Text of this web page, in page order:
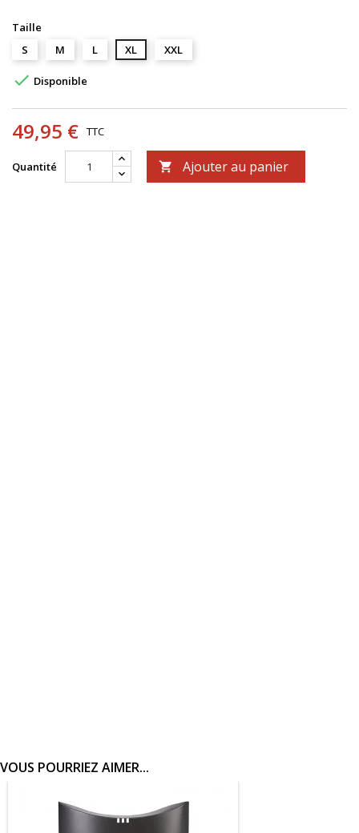
Taille
S
M L XL XXL
 Disponible
49,95 € TTC
Quantité  Ajouter au panier
VOUS POURRIEZ AIMER...